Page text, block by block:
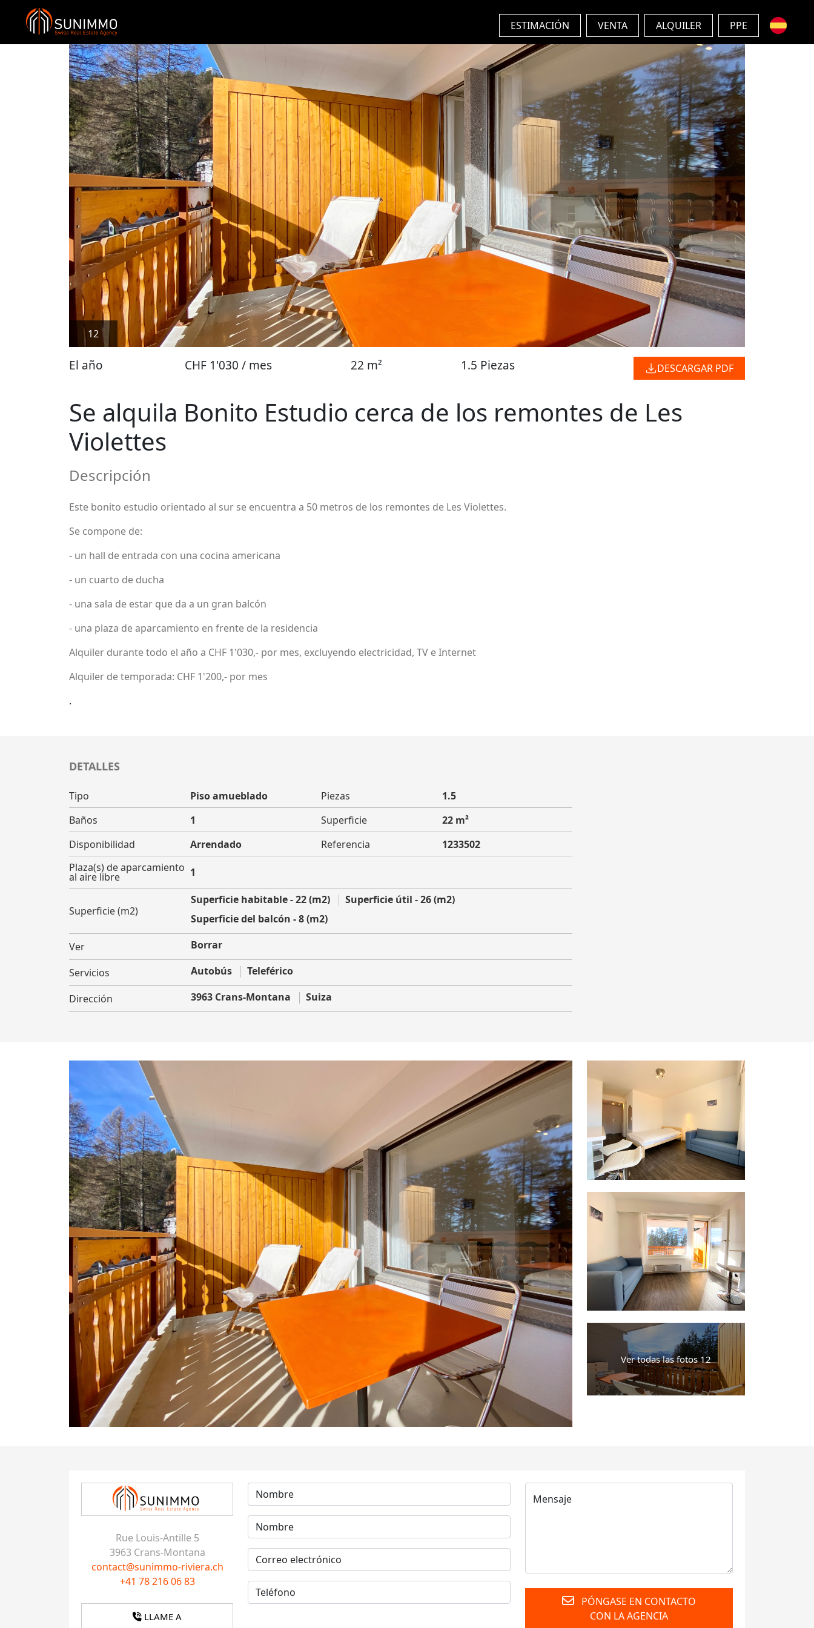
ESTIMACIÓN VENTA ALQUILER PPE
12
El año CHF 1'030 / mes 22 m² 1.5 Piezas DESCARGAR PDF
Se alquila Bonito Estudio cerca de los remontes de Les
Violettes
Descripción
Este bonito estudio orientado al sur se encuentra a 50 metros de los remontes de Les Violettes.
Se compone de:
- un hall de entrada con una cocina americana
- un cuarto de ducha
- una sala de estar que da a un gran balcón
- una plaza de aparcamiento en frente de la residencia
Alquiler durante todo el año a CHF 1'030,- por mes, excluyendo electricidad, TV e Internet
Alquiler de temporada: CHF 1'200,- por mes
.
DETALLES
Tipo Piso amueblado Piezas
1.5
Baños
1 Superficie
22 m²
Disponibilidad
Arrendado Referencia
1233502
Plaza(s) de aparcamiento
al aire libre 1
Superficie (m2)
Superficie habitable - 22 (m2)
Superficie útil - 26 (m2)
Superficie del balcón - 8 (m2)
Ver Borrar
Servicios Autobús Teleférico
Dirección 3963 Crans-Montana Suiza
Ver todas las fotos 12
Rue Louis-Antille 5
3963 Crans-Montana
contact@sunimmo-riviera.ch
+41 78 216 06 83
LLAME A
PÓNGASE EN CONTACTO
CON LA AGENCIA